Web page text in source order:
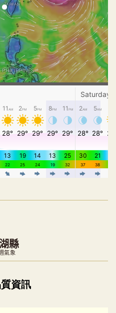
縣
氣象
視覺預覽，完整即時空